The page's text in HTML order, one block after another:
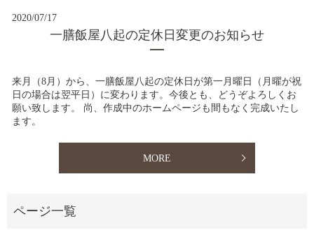
2020/07/17
一膳飯屋八起の定休日変更のお知らせ
来月（8月）から、一膳飯屋八起の定休日が第一月曜日（月曜が祝
日の場合は翌平日）に変わります。今後とも、どうぞよろしくお
願い致します。 尚、作成中のホームページも間もなく完成いたし
ます。
MORE